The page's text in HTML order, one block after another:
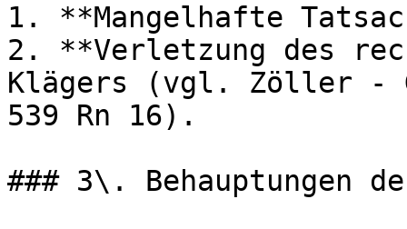
1. **Mangelhafte
2. **Verletzung des
Klägers (vgl. Zöller -
539 Rn 16).
### 3\. Behauptungen